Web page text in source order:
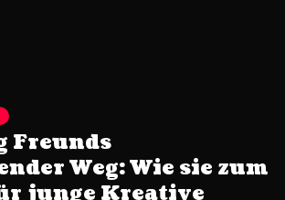
Freunds
Weg: Wie sie zum
junge Kreative